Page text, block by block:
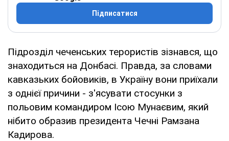
Підписатися
Підрозділ чеченських терористів зізнався, що
знаходиться на Донбасі. Правда, за словами
кавказьких бойовиків, в Україну вони приїхали
з однієї причини - з'ясувати стосунки з
польовим командиром Ісою Мунаєвим, який
нібито образив президента Чечні Рамзана
Кадирова.